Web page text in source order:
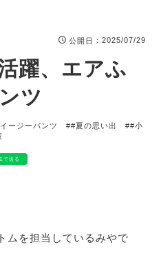
公開日 ：2025/07/29
躍、エアふ
ツ
ージーパンツ ##夏の思い出
##小
で送る
ムを担当しているみやで